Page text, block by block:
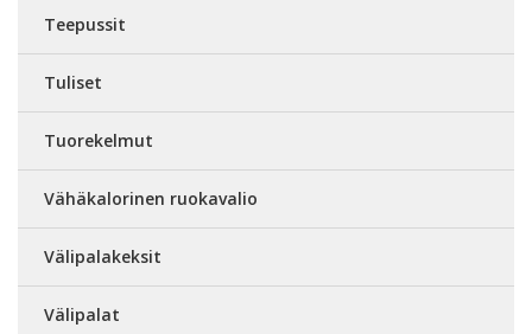
Teepussit
Tuliset
Tuorekelmut
Vähäkalorinen ruokavalio
Välipalakeksit
Välipalat